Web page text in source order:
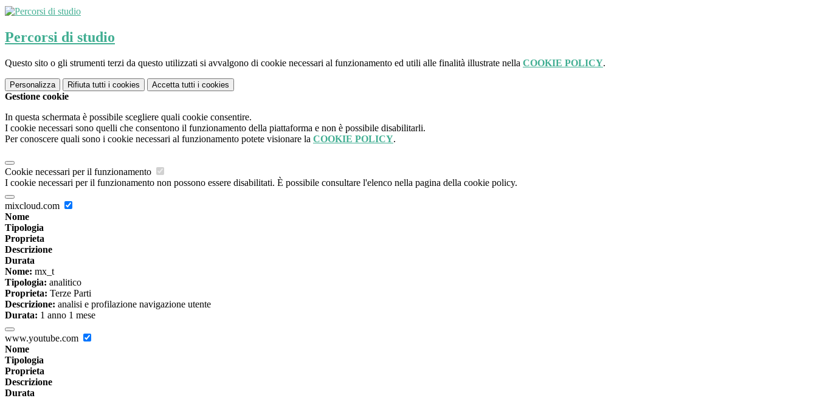
Percorsi di studio
Questo sito o gli strumenti terzi da questo utilizzati si avvalgono di cookie necessari al funzionamento ed utili alle finalità illustrate nella COOKIE POLICY.
Personalizza Rifiuta tutti i cookies Accetta tutti i cookies
Gestione cookie
In questa schermata è possibile scegliere quali cookie consentire.
I cookie necessari sono quelli che consentono il funzionamento della piattaforma e non è possibile disabilitarli.
Per conoscere quali sono i cookie necessari al funzionamento potete visionare la COOKIE POLICY.
Cookie necessari per il funzionamento
I cookie necessari per il funzionamento non possono essere disabilitati. È possibile consultare l'elenco nella pagina della cookie policy.
mixcloud.com
Nome
Tipologia
Proprieta
Descrizione
Durata
Nome: mx_t
Tipologia: analitico
Proprieta: Terze Parti
Descrizione: analisi e profilazione navigazione utente
Durata: 1 anno 1 mese
www.youtube.com
Nome
Tipologia
Proprieta
Descrizione
Durata